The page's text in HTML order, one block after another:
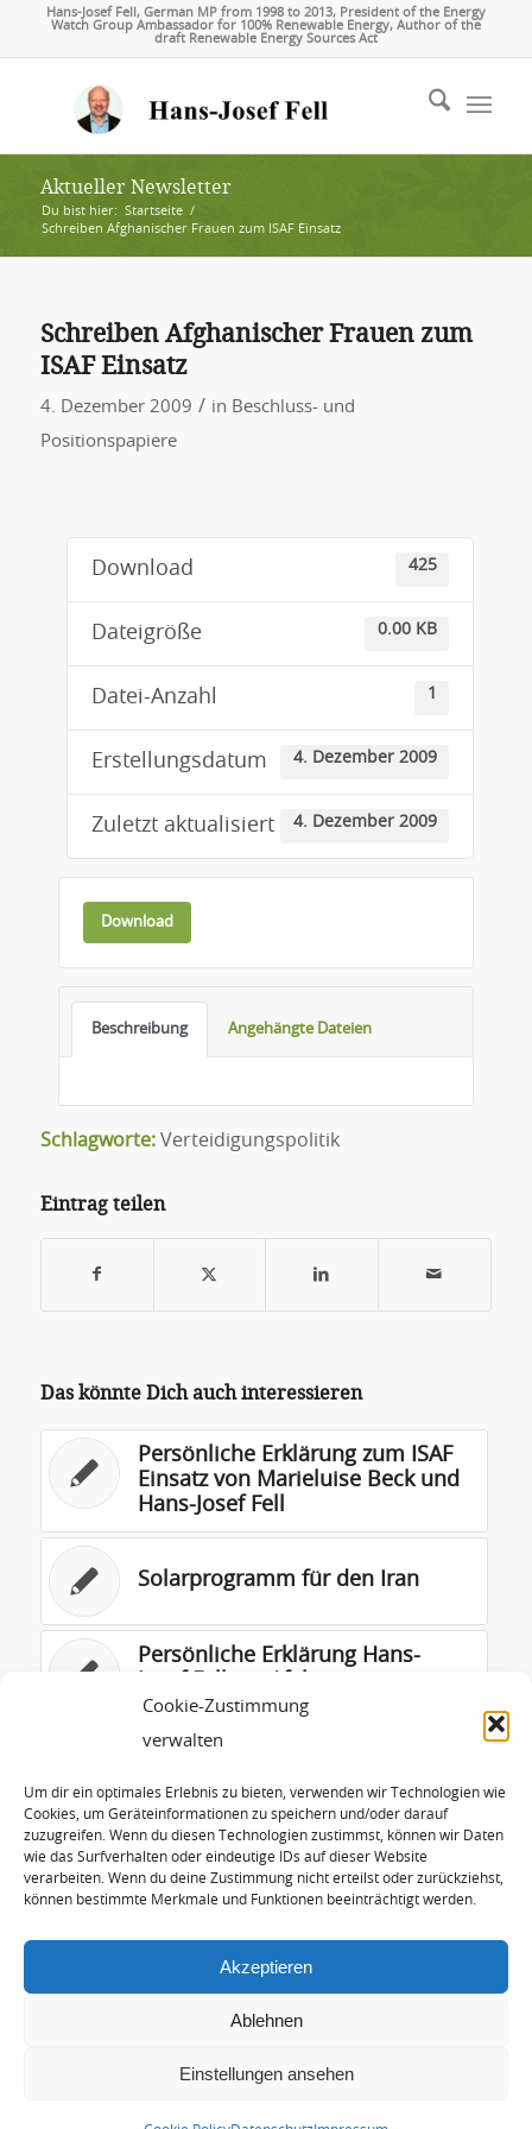
Cookie-Zustimmung
verwalten
Um dir ein optimales Erlebnis zu bieten, verwenden wir Technologien wie
Cookies, um Geräteinformationen zu speichern und/oder darauf
zuzugreifen. Wenn du diesen Technologien zustimmst, können wir Daten
wie das Surfverhalten oder eindeutige IDs auf dieser Website
verarbeiten. Wenn du deine Zustimmung nicht erteilst oder zurückziehst,
können bestimmte Merkmale und Funktionen beeinträchtigt werden.
Akzeptieren
Ablehnen
Einstellungen ansehen
Hans-Josef Fell, German MP from 1998 to 2013, President of the Energy
Watch Group Ambassador for 100% Renewable Energy, Author of the
draft Renewable Energy Sources Act
Aktueller Newsletter
Du bist hier: Startseite /
Schreiben Afghanischer Frauen zum ISAF Einsatz
Schreiben Afghanischer Frauen zum
ISAF Einsatz
4. Dezember 2009 / in Beschluss- und
Positionspapiere
Download 425
Dateigröße 0.00 KB
Datei-Anzahl 1
Erstellungsdatum 4. Dezember 2009
Zuletzt aktualisiert 4. Dezember 2009
Download
Beschreibung Angehängte Dateien
Schlagworte: Verteidigungspolitik
Eintrag teilen
Das könnte Dich auch interessieren
Persönliche Erklärung zum ISAF
Einsatz von Marieluise Beck und
Hans-Josef Fell
Solarprogramm für den Iran
Persönliche Erklärung Hans-
Debatte
Abstimmung 31.01.2013
Persönliche Erklärung zum
Patriot Einsatz